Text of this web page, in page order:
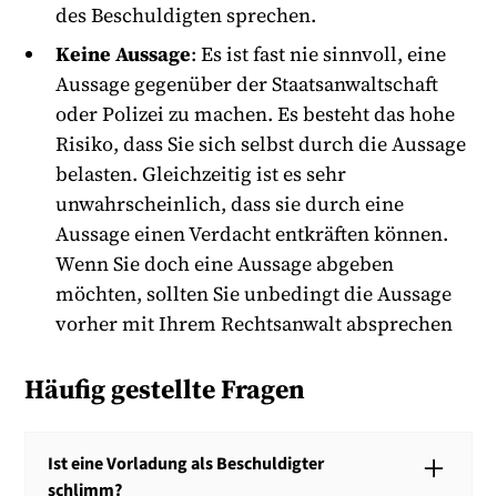
des Beschuldigten sprechen.
Keine Aussage: Es ist fast nie sinnvoll, eine
Aussage gegenüber der Staatsanwaltschaft
oder Polizei zu machen. Es besteht das hohe
Risiko, dass Sie sich selbst durch die Aussage
belasten. Gleichzeitig ist es sehr
unwahrscheinlich, dass sie durch eine
Aussage einen Verdacht entkräften können.
Wenn Sie doch eine Aussage abgeben
möchten, sollten Sie unbedingt die Aussage
vorher mit Ihrem Rechtsanwalt absprechen
Häufig gestellte Fragen
Ist eine Vorladung als Beschuldigter
schlimm?